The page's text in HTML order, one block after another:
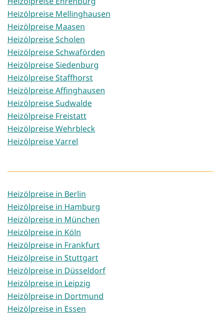
Heizölpreise Mellinghausen
Heizölpreise Maasen
Heizölpreise Scholen
Heizölpreise Schwaförden
Heizölpreise Siedenburg
Heizölpreise Staffhorst
Heizölpreise Affinghausen
Heizölpreise Sudwalde
Heizölpreise Freistatt
Heizölpreise Wehrbleck
Heizölpreise Varrel
Heizölpreise in Berlin
Heizölpreise in Hamburg
Heizölpreise in München
Heizölpreise in Köln
Heizölpreise in Frankfurt
Heizölpreise in Stuttgart
Heizölpreise in Düsseldorf
Heizölpreise in Leipzig
Heizölpreise in Dortmund
Heizölpreise in Essen